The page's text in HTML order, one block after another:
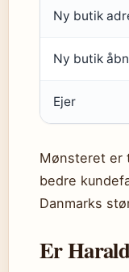
Ny butik
Ny butik
Ejer
Mønsteret er
bedre
Danmarks
Er